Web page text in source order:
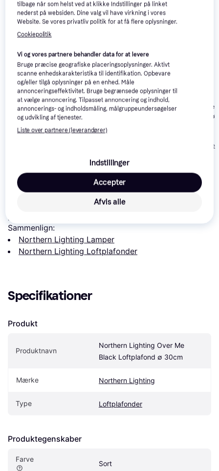
Se vores forslag til andre produkter, der matcher dine
interesser. Vis alle
Eglo Berregas
Loftplafond ∅ 11cm
Northern Lighting
Over Me Loftplafond
∅ 50cm
Northern Over
Loftplafond ∅
Eller 3
Læs om produktet
Laveste pris for Northern Lighting Over Me Black
er 1.934 kr.
Sammenlign:
Northern Lighting Lamper
Northern Lighting Loftplafonder
Specifikationer
Produkt
Produktnavn
Northern Lighting Over Me
Black Loftplafond ∅ 30cm
Mærke Northern Lighting
Type Loftplafonder
Produktegenskaber
Farve
Sort
tilbage når som helst ved at klikke Indstillinger på linket
nederst på websiden. Dine valg vil have virkning i vores
Website. Se vores privatliv politik for at få flere oplysninger.
Cookiepolitik
Vi og vores partnere behandler data for at levere
Bruge præcise geografiske placeringsoplysninger. Aktivt
scanne enhedskarakteristika til identifikation. Opbevare
og/eller tilgå oplysninger på en enhed. Måle
annonceringseffektivitet. Bruge begrænsede oplysninger til
at vælge annoncering. Tilpasset annoncering og indhold,
annoncerings- og indholdsmåling, målgruppeundersøgelser
og udvikling af tjenester.
Liste over partnere (leverandører)
Indstillinger
Afvis alle
Accepter